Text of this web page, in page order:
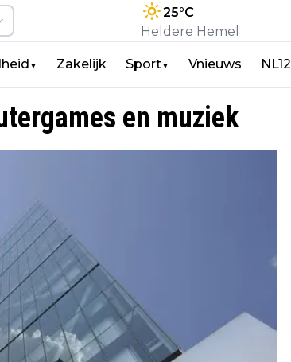
25°C
Heldere Hemel
▼ Zakelijk Sport▼ Vnieuws NL12
en muziek